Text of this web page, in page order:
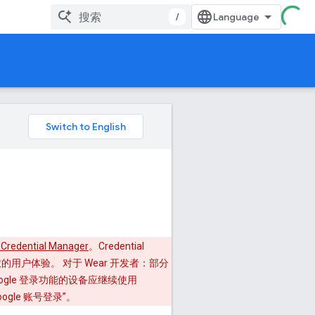
/
Manager。Credential
用户体验。 对于 Wear 开发者：部分
登录功能的设备应继续使用
账号登录”。